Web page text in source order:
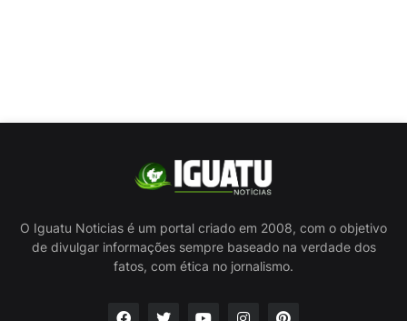
O Iguatu Noticias é um portal criado em 2008, com o objetivo
de divulgar informações sempre baseado na verdade dos
fatos, com ética no jornalismo.